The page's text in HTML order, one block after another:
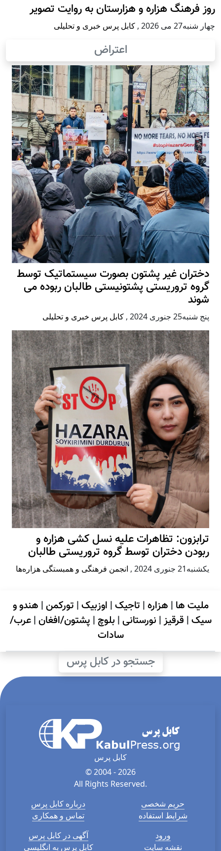
روز فرهنگ هزاره و هزارستان به روایت تصویر
چهار شنبه27 می 2026 , کابل پرس خبری و تحلیلی
اعتراض
دختران غیر پشتون بصورت سیستماتیک توسط
گروه تروریستی پشتونیستی طالبان ربوده می
شوند
پنج شنبه25 جنوری 2024 , کابل پرس خبری و تحلیلی
ترابزون: تظاهرات علیه نسل کشی هزاره و
ربودن دختران توسط گروه تروریستی طالبان
يكشنبه21 جنوری 2024 , انجمن فرهنگی و همبستگی هزاره‌ها
ملیت ها | هزاره| تاجیک| اوزبیک| تورکمن| هندو و
سیک| قرقیز| نورستانی| بلوچ | پشتون/افغان|عرب/
سادات
جستجو در کابل پرس
کابل پرس
© 2004 - 2026
All Rights Reserved.
درباره کابل پرس
تماس و همکاری
حریم شخصی
شرایط استفاده
آگهی در کابل پرس
کابل پرس به انگلیسی
ورود
نقشه سایت